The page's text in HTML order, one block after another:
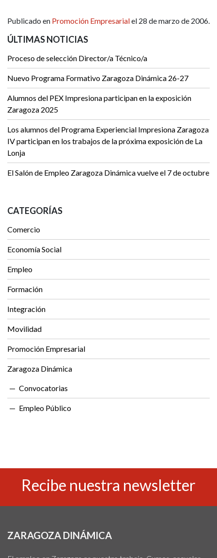
Publicado en Promoción Empresarialel 28 de marzo de 2006.
ÚLTIMAS NOTICIAS
Proceso de selección Director/a Técnico/a
Nuevo Programa Formativo Zaragoza Dinámica 26-27
Alumnos del PEX Impresiona participan en la exposición
Zaragoza 2025
Los alumnos del Programa Experiencial Impresiona Zaragoza
IV participan en los trabajos de la próxima exposición de La
Lonja
El Salón de Empleo Zaragoza Dinámica vuelve el 7 de octubre
CATEGORÍAS
Comercio
Economía Social
Empleo
Formación
Integración
Movilidad
Promoción Empresarial
Zaragoza Dinámica
Convocatorias
Empleo Público
Recibe nuestra newsletter
ZARAGOZA DINÁMICA